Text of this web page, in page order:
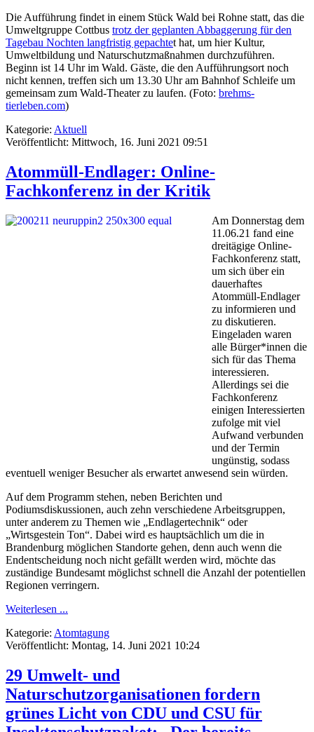
Die Aufführung findet in einem Stück Wald bei Rohne statt, das die
Umweltgruppe Cottbus trotz der geplanten Abbaggerung für den
Tagebau Nochten langfristig gepachtet hat, um hier Kultur,
Umweltbildung und Naturschutzmaßnahmen durchzuführen.
Beginn ist 14 Uhr im Wald. Gäste, die den Aufführungsort noch
nicht kennen, treffen sich um 13.30 Uhr am Bahnhof Schleife um
gemeinsam zum Wald-Theater zu laufen. (Foto: brehms-
tierleben.com)
Kategorie: Aktuell
Veröffentlicht: Mittwoch, 16. Juni 2021 09:51
Atommüll-Endlager: Online-
Fachkonferenz in der Kritik
Am Donnerstag dem
11.06.21 fand eine
dreitägige Online-
Fachkonferenz statt,
um sich über ein
dauerhaftes
Atommüll-Endlager
zu informieren und
zu diskutieren.
Eingeladen waren
alle Bürger*innen die
sich für das Thema
interessieren.
Allerdings sei die
Fachkonferenz
einigen Interessierten
zufolge mit viel
Aufwand verbunden
und der Termin
ungünstig, sodass
eventuell weniger Besucher als erwartet anwesend sein würden.
Auf dem Programm stehen, neben Berichten und
Podiumsdiskussionen, auch zehn verschiedene Arbeitsgruppen,
unter anderem zu Themen wie „Endlagertechnik“ oder
„Wirtsgestein Ton“. Dabei wird es hauptsächlich um die in
Brandenburg möglichen Standorte gehen, denn auch wenn die
Endentscheidung noch nicht gefällt werden wird, möchte das
zuständige Bundesamt möglichst schnell die Anzahl der potentiellen
Regionen verringern.
Weiterlesen ...
Kategorie: Atomtagung
Veröffentlicht: Montag, 14. Juni 2021 10:24
29 Umwelt- und
Naturschutzorganisationen fordern
grünes Licht von CDU und CSU für